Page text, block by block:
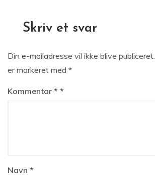
Skriv et svar
Din e-mailadresse vil ikke blive publiceret.
er markeret med *
Kommentar *
Navn *